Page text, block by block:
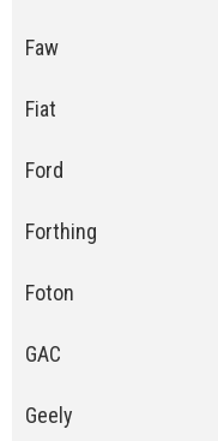
Faw
Fiat
Ford
Forthing
Foton
GAC
Geely